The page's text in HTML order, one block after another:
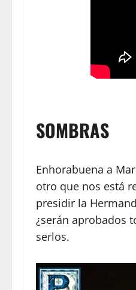
SOMBRAS
Enhorabuena a
otro que nos está
presidir la
¿serán aprobados
serlos.